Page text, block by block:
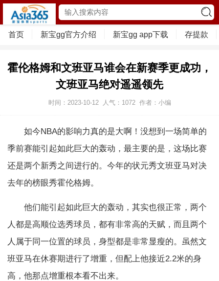
首页 新宝gg官方介绍 新宝gg app下载 存提款
霍伦格姆和文班亚马谁会在新赛季更成功，
文班亚马绝对遥遥领先
时间：2023-10-12 人气： 1072 作者：小编
如今NBA的影响力真的是大啊！没想到一场简单的
季前赛能引起如此巨大的轰动，最主要的是，这场比赛
还是两个新秀之间进行的。今年的状元秀文班亚马对决
去年的榜眼秀霍伦格姆。
他们能引起如此巨大的轰动，其实也很正常，两个
人都是高顺位选秀球员，都有非常高的天赋，而且两个
人属于同一位置的球员，身型都是非常显瘦的。虽然文
班亚马在休赛期进行了增重，但配上他接近2.2米的身
高，他那点增重根本看不出来。